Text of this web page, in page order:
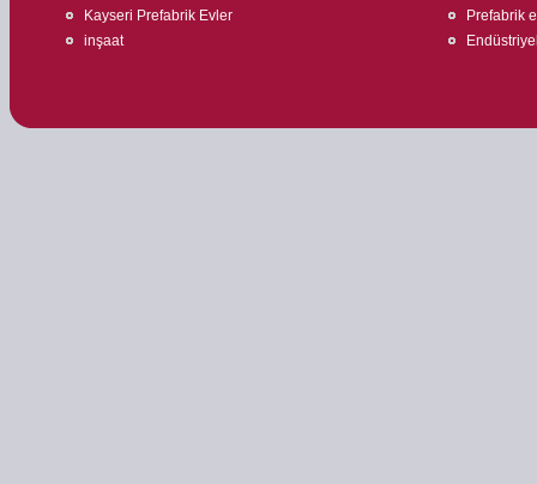
Kayseri Prefabrik Evler
inşaat
Prefabrik